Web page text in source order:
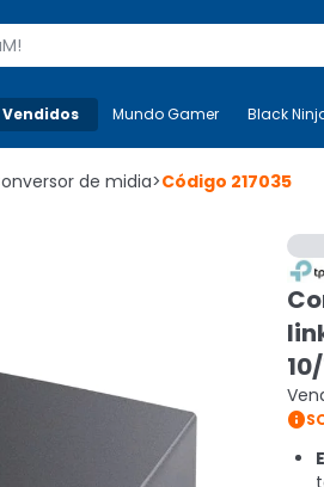
Mais-v- Mundo Gamer
Mundo Gamer Black
de midia>Código 217035
